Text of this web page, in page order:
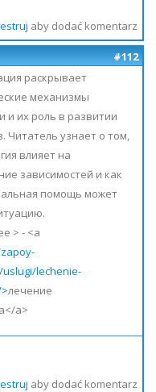
aby dodać komentarz
#112
раскрывает
механизмы
и их роль в развитии
Читатель узнает о том,
влияет на
зависимостей и как
помощь может
> - <a
lechenie-
лечение
a>
aby dodać komentarz